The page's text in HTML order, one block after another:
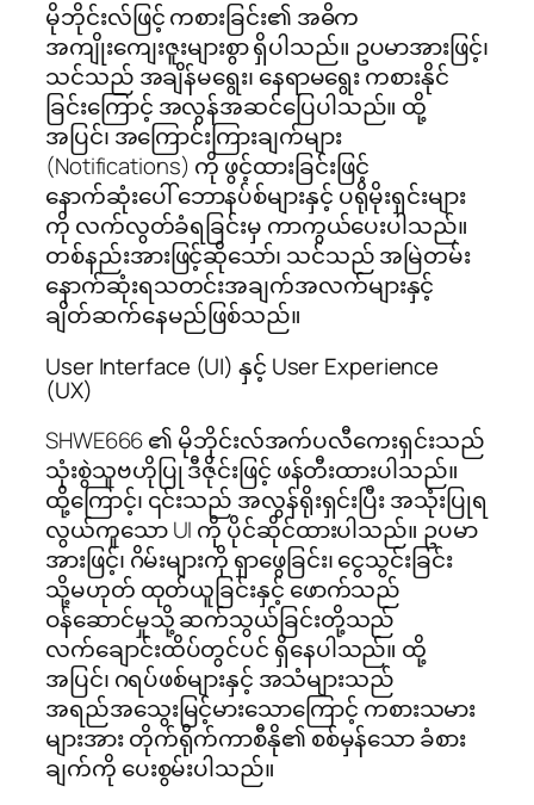
မိုဘိုင်းလ်ဖြင့် ကစားခြင်း၏ အဓိက
အကျိုးကျေးဇူးများစွာ ရှိပါသည်။ ဥပမာအားဖြင့်၊
သင်သည် အချိန်မရွေး၊ နေရာမရွေး ကစားနိုင်
ခြင်းကြောင့် အလွန်အဆင်ပြေပါသည်။ ထို့
အပြင်၊ အကြောင်းကြားချက်များ
(Notifications) ကို ဖွင့်ထားခြင်းဖြင့်
နောက်ဆုံးပေါ် ဘောနပ်စ်များနှင့် ပရိုမိုးရှင်းများ
ကို လက်လွတ်ခံရခြင်းမှ ကာကွယ်ပေးပါသည်။
တစ်နည်းအားဖြင့်ဆိုသော်၊ သင်သည် အမြဲတမ်း
နောက်ဆုံးရသတင်းအချက်အလက်များနှင့်
ချိတ်ဆက်နေမည်ဖြစ်သည်။
User Interface (UI) နှင့် User Experience
(UX)
SHWE666 ၏ မိုဘိုင်းလ်အက်ပလီကေးရှင်းသည်
သုံးစွဲသူဗဟိုပြု ဒီဇိုင်းဖြင့် ဖန်တီးထားပါသည်။
ထို့ကြောင့်၊ ၎င်းသည် အလွန်ရိုးရှင်းပြီး အသုံးပြုရ
လွယ်ကူသော UI ကို ပိုင်ဆိုင်ထားပါသည်။ ဥပမာ
အားဖြင့်၊ ဂိမ်းများကို ရှာဖွေခြင်း၊ ငွေသွင်းခြင်း
သို့မဟုတ် ထုတ်ယူခြင်းနှင့် ဖောက်သည်
ဝန်ဆောင်မှုသို့ ဆက်သွယ်ခြင်းတို့သည်
လက်ချောင်းထိပ်တွင်ပင် ရှိနေပါသည်။ ထို့
အပြင်၊ ဂရပ်ဖစ်များနှင့် အသံများသည်
အရည်အသွေးမြင့်မားသောကြောင့် ကစားသမား
များအား တိုက်ရိုက်ကာစီနို၏ စစ်မှန်သော ခံစား
ချက်ကို ပေးစွမ်းပါသည်။